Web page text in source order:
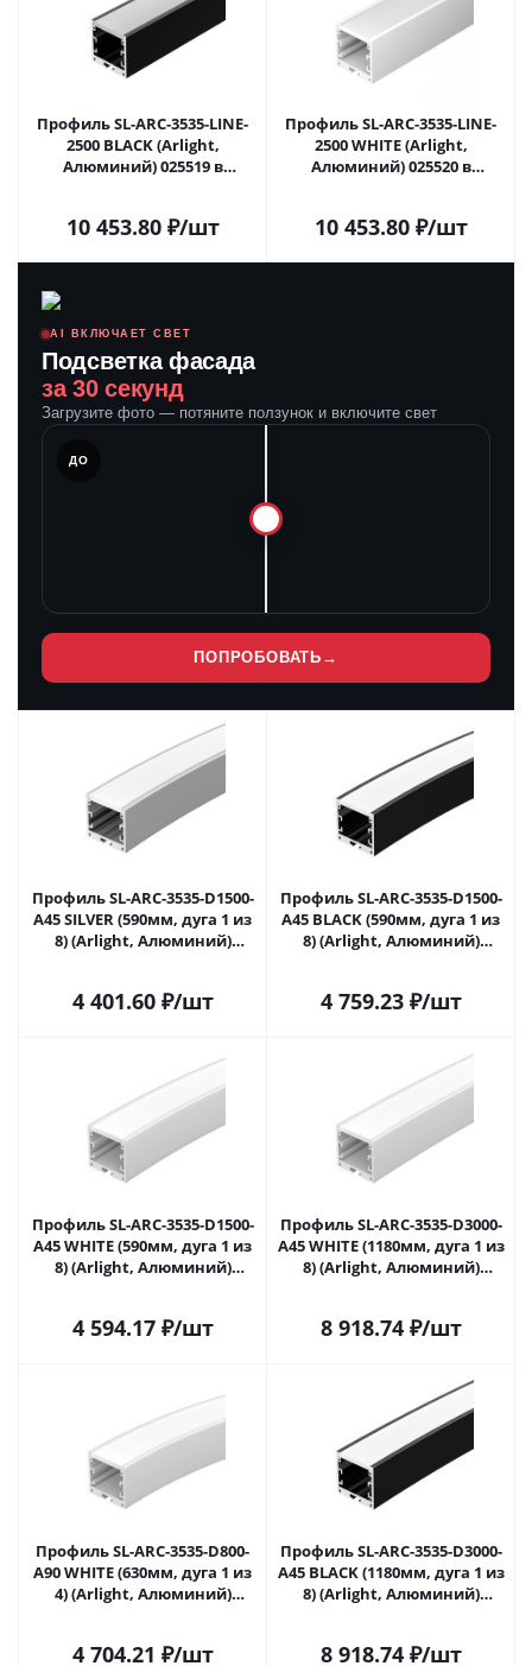
Профиль SL-ARC-3535-LINE-
2500 BLACK (Arlight,
Алюминий) 025519 в
10 453.80₽/шт
Профиль SL-ARC-3535-LINE-
2500 WHITE (Arlight,
Алюминий) 025520 в
10 453.80₽/шт
AI ВКЛЮЧАЕТ СВЕТ
Подсветка фасада
за 30 секунд
Загрузите фото — потяните ползунок и включите свет
ДО
ПОПРОБОВАТЬ →
Профиль SL-ARC-3535-D1500-
A45 SILVER (590мм, дуга 1 из
8) (Arlight, Алюминий)
4 401.60₽/шт
Профиль SL-ARC-3535-D1500-
A45 BLACK (590мм, дуга 1 из
8) (Arlight, Алюминий)
4 759.23₽/шт
Профиль SL-ARC-3535-D1500-
A45 WHITE (590мм, дуга 1 из
8) (Arlight, Алюминий)
4 594.17₽/шт
Профиль SL-ARC-3535-D3000-
A45 WHITE (1180мм, дуга 1 из
8) (Arlight, Алюминий)
8 918.74₽/шт
Профиль SL-ARC-3535-D800-
A90 WHITE (630мм, дуга 1 из
4) (Arlight, Алюминий)
4 704.21 ₽/шт
Профиль SL-ARC-3535-D3000-
A45 BLACK (1180мм, дуга 1 из
8) (Arlight, Алюминий)
8 918.74₽/шт